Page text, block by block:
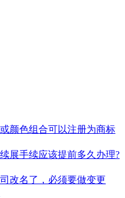
颜色组合可以注册为商标
展手续应该提前多久办理?
改名了，必须要做变更